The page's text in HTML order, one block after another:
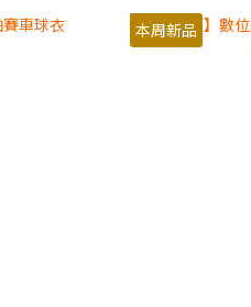
本周新品